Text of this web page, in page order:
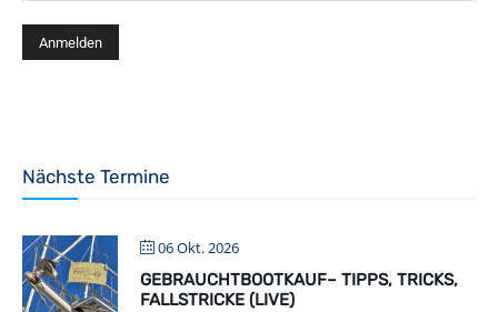
Nächste Termine
06 Okt. 2026
GEBRAUCHTBOOTKAUF– TIPPS, TRICKS,
FALLSTRICKE (LIVE)